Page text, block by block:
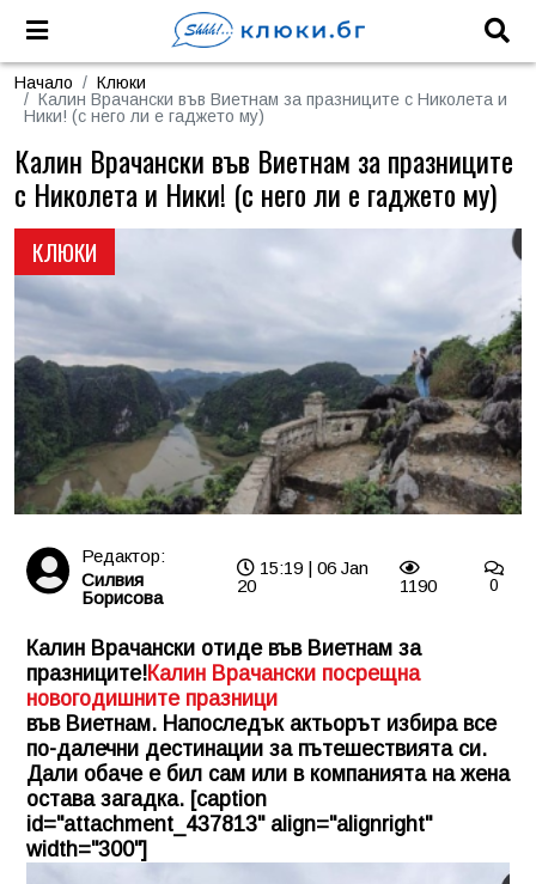
Начало
Клюки
Калин Врачански във Виетнам за празниците с Николета и
Ники! (с него ли е гаджето му)
КЛЮКИ
Калин Врачански във Виетнам за празниците
с Николета и Ники! (с него ли е гаджето му)
Редактор:
Силвия
Борисова
15:19 | 06 Jan
20
1190 0
Калин Врачански отиде във Виетнам за
празниците!Калин Врачански посрещна
новогодишните празници
във Виетнам. Напоследък актьорът избира все
по-далечни дестинации за пътешествията си.
Дали обаче е бил сам или в компанията на жена
остава загадка. [caption
id="attachment_437813" align="alignright"
width="300"]